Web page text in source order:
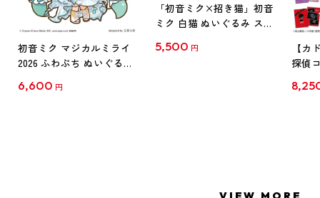
初音ミク マジカルミライ
2026 ふわぷち ぬいぐるみ
6,600 円
「初音ミク×招き猫」初音
ミク 白猫 ぬいぐるみ スタ
5,500 円
【カ
探偵
クリ
VIEW MORE